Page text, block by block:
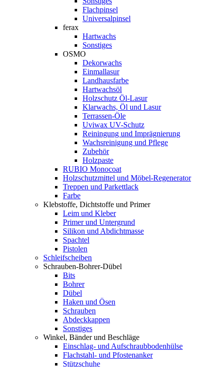
Flachpinsel
Universalpinsel
ferax
Hartwachs
Sonstiges
OSMO
Dekorwachs
Einmallasur
Landhausfarbe
Hartwachsöl
Holzschutz Öl-Lasur
Klarwachs, Öl und Lasur
Terrassen-Öle
Uviwax UV-Schutz
Reiningung und Imprägnierung
Wachsreinigung und Pflege
Zubehör
Holzpaste
RUBIO Monocoat
Holzschutzmittel und Möbel-Regenerator
Treppen und Parkettlack
Farbe
Klebstoffe, Dichtstoffe und Primer
Leim und Kleber
Primer und Untergrund
Silikon und Abdichtmasse
Spachtel
Pistolen
Schleifscheiben
Schrauben-Bohrer-Dübel
Bits
Bohrer
Dübel
Haken und Ösen
Schrauben
Abdeckkappen
Sonstiges
Winkel, Bänder und Beschläge
Einschlag- und Aufschraubbodenhülse
Flachstahl- und Pfostenanker
Stützschuhe